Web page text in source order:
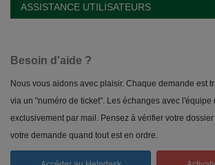
ASSISTANCE UTILISATEURS
Besoin d'aide ?
Nous vous aidons avec plaisir. Chaque demande est
via un "numéro de ticket". Les échanges avec l'équipe
exclusivement par mail. Pensez à vérifier votre
votre demande quand tout est en ordre.